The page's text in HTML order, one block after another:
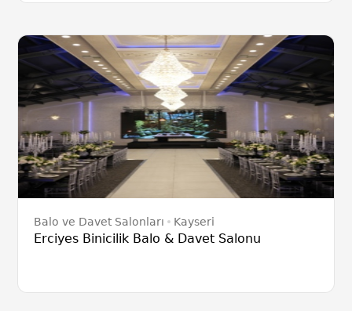
Balo ve Davet Salonları Kayseri
Erciyes Binicilik Balo & Davet Salonu